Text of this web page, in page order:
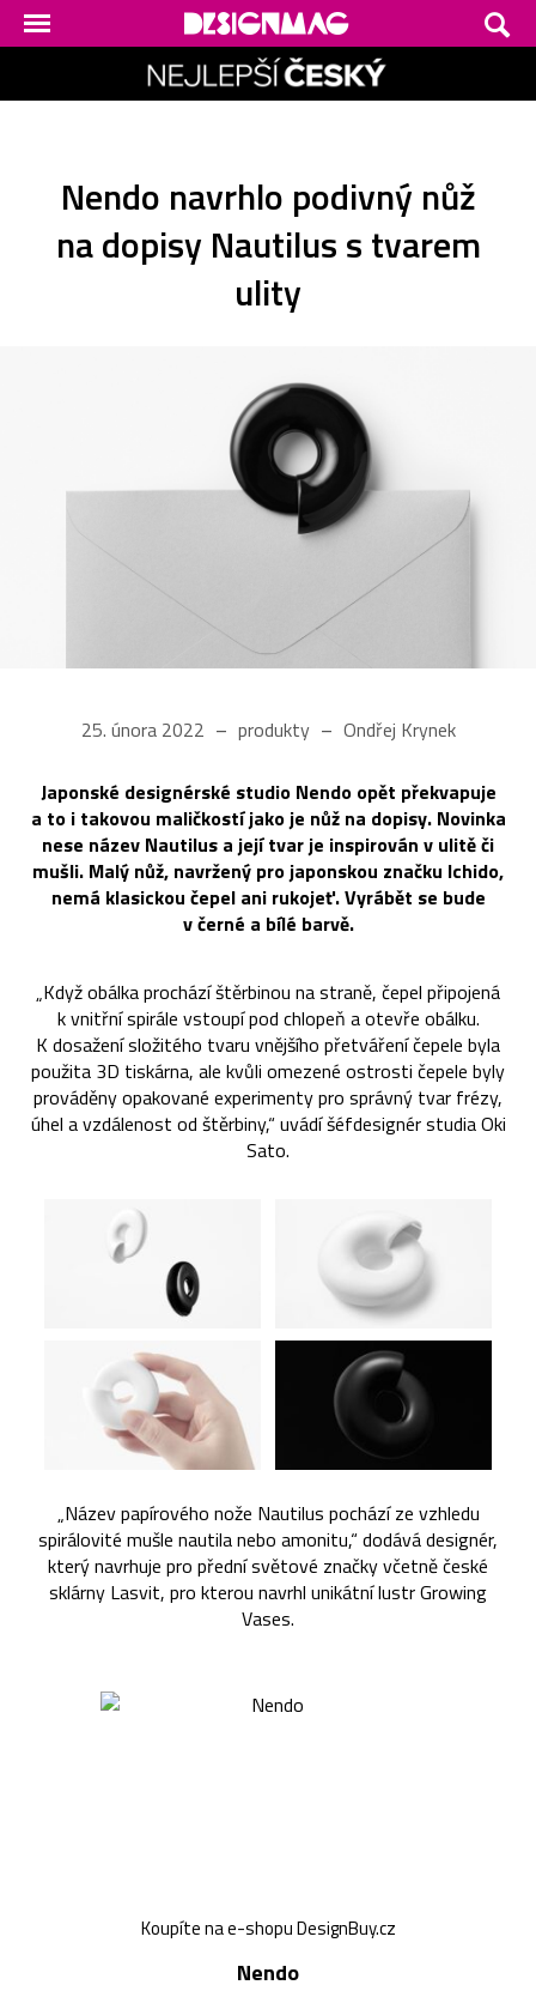
Nendo navrhlo podivný nůž
na dopisy Nautilus s tvarem
ulity
25. února 2022 produkty Ondřej Krynek
Japonské designérské studio Nendo opět překvapuje
a to i takovou maličkostí jako je nůž na dopisy. Novinka
nese název Nautilus a její tvar je inspirován v ulitě či
mušli. Malý nůž, navržený pro japonskou značku Ichido,
nemá klasickou čepel ani rukojeť. Vyrábět se bude
v černé a bílé barvě.
„Když obálka prochází štěrbinou na straně, čepel připojená
k vnitřní spirále vstoupí pod chlopeň a otevře obálku.
K dosažení složitého tvaru vnějšího přetváření čepele byla
použita 3D tiskárna, ale kvůli omezené ostrosti čepele byly
prováděny opakované experimenty pro správný tvar frézy,
úhel a vzdálenost od štěrbiny,“ uvádí šéfdesignér studia Oki
Sato.
„Název papírového nože Nautilus pochází ze vzhledu
spirálovité mušle nautila nebo amonitu,“ dodává designér,
který navrhuje pro přední světové značky včetně české
sklárny Lasvit, pro kterou navrhl unikátní lustr Growing
Vases.
Koupíte na e-shopu DesignBuy.cz
Nendo